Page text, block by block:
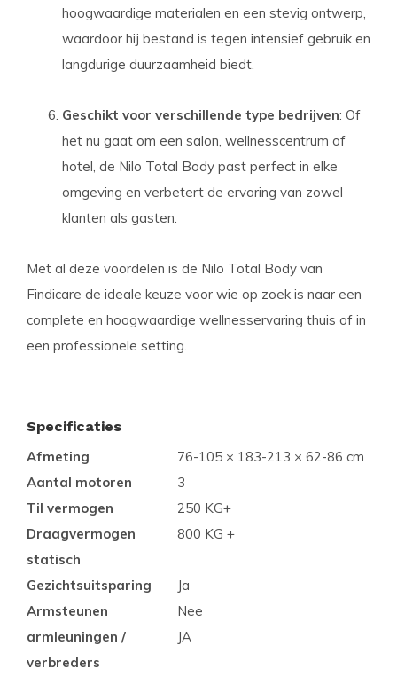
hoogwaardige materialen en een stevig ontwerp,
waardoor hij bestand is tegen intensief gebruik en
langdurige duurzaamheid biedt.
Geschikt voor verschillende type bedrijven: Of
het nu gaat om een salon, wellnesscentrum of
hotel, de Nilo Total Body past perfect in elke
omgeving en verbetert de ervaring van zowel
klanten als gasten.
Met al deze voordelen is de Nilo Total Body van
Findicare de ideale keuze voor wie op zoek is naar een
complete en hoogwaardige wellnesservaring thuis of in
een professionele setting.
Specificaties
Afmeting
76-105 × 183-213 × 62-86 cm
Aantal motoren
3
Til vermogen
250 KG+
Draagvermogen
statisch
800 KG +
Gezichtsuitsparing
Ja
Armsteunen
Nee
armleuningen /
verbreders
JA